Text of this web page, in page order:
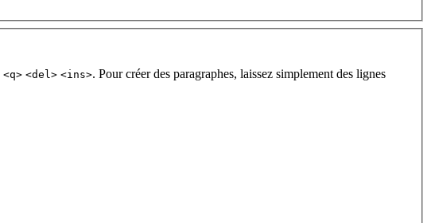
<q> <del> <ins>. Pour créer des paragraphes, laissez simplement des lignes